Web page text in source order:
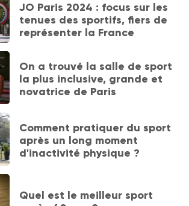
JO Paris 2024 : focus sur les
tenues des sportifs, fiers de
représenter la France
On a trouvé la salle de sport
la plus inclusive, grande et
novatrice de Paris
Comment pratiquer du sport
après un long moment
d'inactivité physique ?
Quel est le meilleur sport